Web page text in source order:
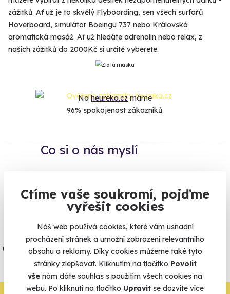
Ctíme vaše soukromí, pojďme
vyřešit cookies
Náš web používá cookies, které vám usnadní
procházení stránek a umožní zobrazení relevantního
obsahu a reklamy. Díky cookies můžeme také tyto
stránky zlepšovat. Kliknutím na tlačítko Povolit
vše nám dáte souhlas s použitím všech cookies na
webu. Po kliknutí na tlačítko Upravit se dozvíte více
zážitků. Ať už je to skvělý Flyboarding, sen všech surfařů
Hoverboard, simulátor Boeingu 737 nebo Královská
aromatická masáž. Ať už hledáte adrenalin nebo relax, z
našich zážitků do 2000Kč si určitě vyberete.
Naheureka.czmáme
96% spokojenost zákazníků.
Co si o nás myslí
Vše umíme pojistit
Jeden nikdy neví. Máme nejvyšší
úrazové pojištění z nabídky zážitkových
agentur.
Vše o pojištění